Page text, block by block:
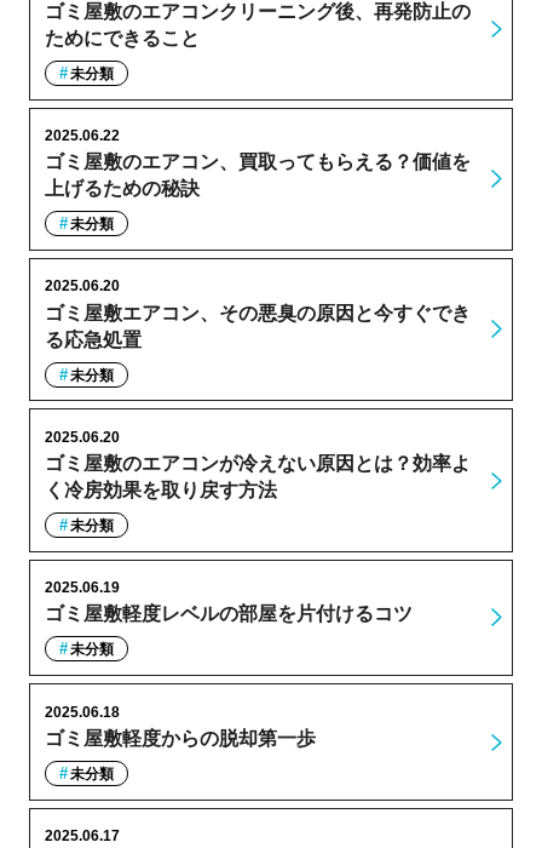
ゴミ屋敷のエアコンクリーニング後、再発防止の
ためにできること
未分類
ゴミ屋敷のエアコン、買取ってもらえる？価値を
上げるための秘訣
2025.06.22
未分類
ゴミ屋敷エアコン、その悪臭の原因と今すぐでき
る応急処置
2025.06.20
未分類
ゴミ屋敷のエアコンが冷えない原因とは？効率よ
く冷房効果を取り戻す方法
2025.06.20
未分類
ゴミ屋敷軽度レベルの部屋を片付けるコツ
2025.06.19
未分類
ゴミ屋敷軽度からの脱却第一歩
2025.06.18
未分類
2025.06.17